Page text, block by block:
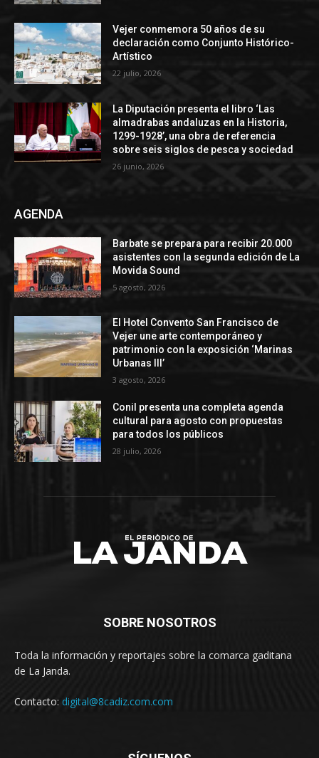
Vejer conmemora 50 años de su
declaración como Conjunto Histórico-
Artístico
22 julio, 2026
La Diputación presenta el libro ‘Las
almadrabas andaluzas en la Historia,
1299-1928’, una obra de referencia
sobre seis siglos de pesca y sociedad
26 junio, 2026
AGENDA
Barbate se prepara para recibir 20.000
asistentes con la segunda edición de La
Movida Sound
5 agosto, 2026
El Hotel Convento San Francisco de
Vejer une arte contemporáneo y
patrimonio con la exposición ‘Marinas
Urbanas III’
3 agosto, 2026
Conil presenta una completa agenda
cultural para agosto con propuestas
para todos los públicos
28 julio, 2026
SOBRE NOSOTROS
Toda la información y reportajes sobre la comarca gaditana
de La Janda.
Contacto: digital@8cadiz.com.com